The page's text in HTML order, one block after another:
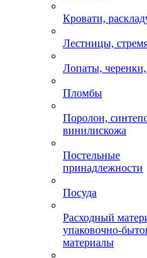
Кровати,
Лестницы,
Лопаты,
Пломбы
Поролон,
винилискожа
Постельные
принадлежности
Посуда
Расходный
упаковочно-
материалы